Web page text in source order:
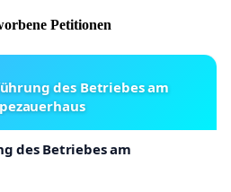
Petitionen
des Betriebes am
des Betriebes am